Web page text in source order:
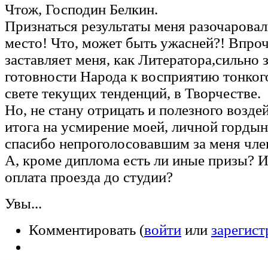
Чтож, Господин Белкин.
Признаться результаты меня
место! Что, может быть ужасней?!
заставляет меня, как Литератора,сильно
готовности Народа к восприятию
свете текущих тенденций, в Творчестве.
Но, не стану отрицать и полезного
итога на усмирение моей, личной
спасибо непроголосовавшим за меня
А, кроме диплома есть ли иные призы?
оплата проезда до студии?
Увы...
Комментировать (войти или